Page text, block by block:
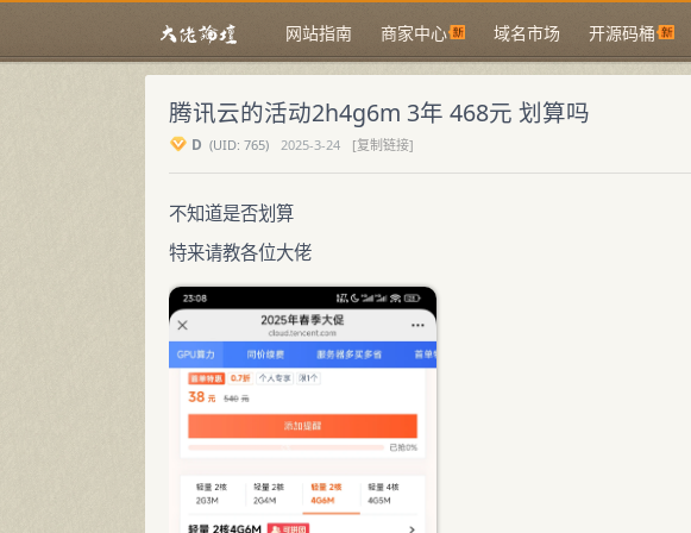
网站指南 商家中心 域名市场 开源码桶
腾讯云的活动2h4g6m 3年 468元 划算吗
D (UID: 765) 2025-3-24
[复制链接]
不知道是否划算
特来请教各位大佬